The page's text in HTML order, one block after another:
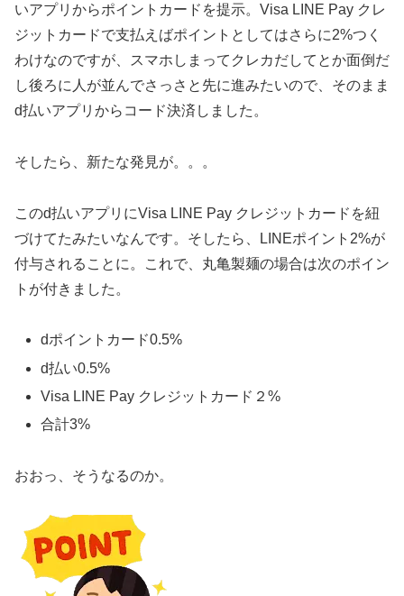
いアプリからポイントカードを提示。Visa LINE Pay クレ
ジットカードで支払えばポイントとしてはさらに2%つく
わけなのですが、スマホしまってクレカだしてとか面倒だ
し後ろに人が並んでさっさと先に進みたいので、そのまま
d払いアプリからコード決済しました。
そしたら、新たな発見が。。。
このd払いアプリにVisa LINE Pay クレジットカードを紐
づけてたみたいなんです。そしたら、LINEポイント2%が
付与されることに。これで、丸亀製麺の場合は次のポイン
トが付きました。
dポイントカード0.5%
d払い0.5%
Visa LINE Pay クレジットカード２%
合計3%
おおっ、そうなるのか。